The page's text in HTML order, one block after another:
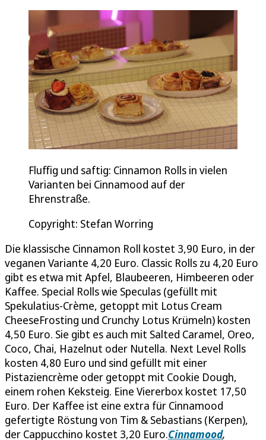
Fluffig und saftig: Cinnamon Rolls in vielen
Varianten bei Cinnamood auf der
Ehrenstraße.
Copyright: Stefan Worring
Die klassische Cinnamon Roll kostet 3,90 Euro, in der
veganen Variante 4,20 Euro. Classic Rolls zu 4,20 Euro
gibt es etwa mit Apfel, Blaubeeren, Himbeeren oder
Kaffee. Special Rolls wie Speculas (gefüllt mit
Spekulatius-Crème, getoppt mit Lotus Cream
CheeseFrosting und Crunchy Lotus Krümeln) kosten
4,50 Euro. Sie gibt es auch mit Salted Caramel, Oreo,
Coco, Chai, Hazelnut oder Nutella. Next Level Rolls
kosten 4,80 Euro und sind gefüllt mit einer
Pistaziencrème oder getoppt mit Cookie Dough,
einem rohen Keksteig. Eine Viererbox kostet 17,50
Euro. Der Kaffee ist eine extra für Cinnamood
gefertigte Röstung von Tim & Sebastians (Kerpen),
der Cappucchino kostet 3,20 Euro.Cinnamood,